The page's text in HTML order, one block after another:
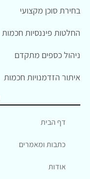
בחירת סוכן מקצועי
החלטות פיננסיות חכמות
ניהול כספים מתקדם
איתור הזדמנויות חכמות
דף הבית
כתבות ומאמרים
אודות